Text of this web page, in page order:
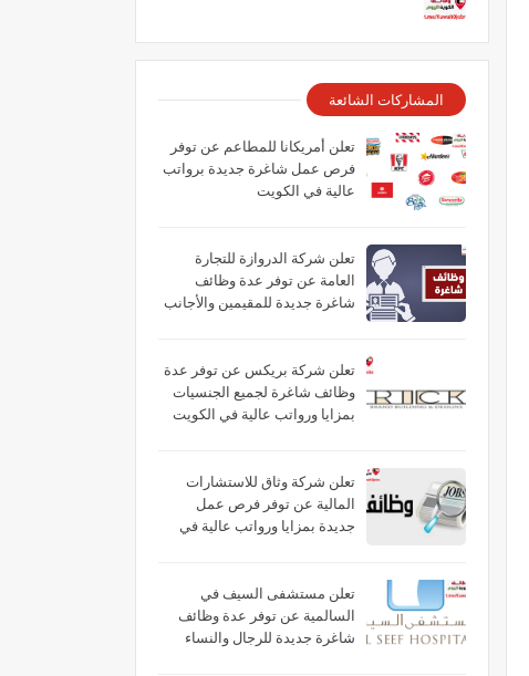
المشاركات الشائعة
تعلن أمريكانا للمطاعم عن توفر
فرص عمل شاغرة جديدة برواتب
عالية في الكويت
تعلن شركة الدروازة للتجارة
العامة عن توفر عدة وظائف
شاغرة جديدة للمقيمين والأجانب
تعلن شركة بريكس عن توفر عدة
وظائف شاغرة لجميع الجنسيات
بمزايا ورواتب عالية في الكويت
تعلن شركة وثاق للاستشارات
المالية عن توفر فرص عمل
جديدة بمزايا ورواتب عالية في
تعلن مستشفى السيف في
السالمية عن توفر عدة وظائف
شاغرة جديدة للرجال والنساء